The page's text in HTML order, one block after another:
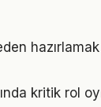
kritik rol